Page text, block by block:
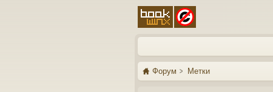
Форум Метки